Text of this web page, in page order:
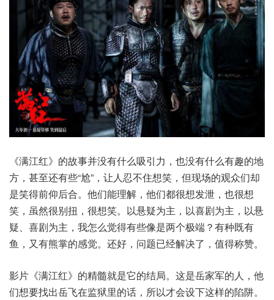
《满江红》的故事并没有什么吸引力，也没有什么有趣的地
方，甚至还有些“尬”，让人忍不住想笑，但现场的观众们却
是笑得前仰后合。他们能理解，他们都很想发泄，也很想
笑，虽然很别扭，很想笑。以悬疑为主，以喜剧为主，以悬
疑、喜剧为主，我怎么觉得有些像是两个极端？有种既有
鱼，又有熊掌的感觉。还好，问题已经解决了，值得称赞。
影片《满江红》的精髓就是它的结局。这是岳家军的人，他
们想要找出岳飞在监狱里的话，所以才会设下这样的陷阱。